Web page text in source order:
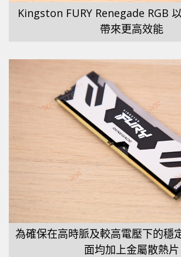
Kingston FURY Renegade RGB
帶來更高效能
為確保在高時脈及較高電壓下的穩
面均加上金屬散熱片